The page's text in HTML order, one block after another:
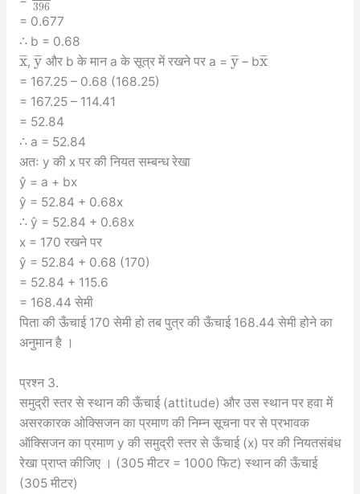
396
= 0.677
∴ b = 0.68
x
¯¯
¯,y
¯¯
¯ और b के मान a के सूत्र में रखने पर a = y
¯¯
¯– bx
¯¯
¯
= 167.25 – 0.68 (168.25)
= 167.25 – 114.41
= 52.84
∴ a = 52.84
अतः y की x पर की नियत सम्बन्ध रेखा
ŷ = a + bx
ŷ = 52.84 + 0.68x
∴ ŷ = 52.84 + 0.68x
x = 170 रखने पर
ŷ = 52.84 + 0.68 (170)
= 52.84 + 115.6
= 168.44 सेमी
पिता की ऊँचाई 170 सेमी हो तब पुत्र की ऊँचाई 168.44 सेमी होने का
अनुमान है ।
प्रश्न 3.
समुद्री स्तर से स्थान की ऊँचाई (attitude) और उस स्थान पर हवा में
असरकारक ओक्सिजन का प्रमाण की निम्न सूचना पर से प्रभावक
ऑक्सिजन का प्रमाण y की समुद्री स्तर से ऊँचाई (x) पर की नियतसंबंध
रेखा प्राप्त कीजिए । (305 मीटर = 1000 फिट) स्थान की ऊँचाई
(305 मीटर)